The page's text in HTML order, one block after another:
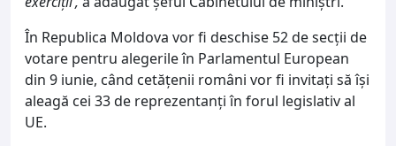
În Republica Moldova vor fi deschise 52 de secții de
votare pentru alegerile în Parlamentul European
din 9 iunie, când cetățenii români vor fi invitați să își
aleagă cei 33 de reprezentanți în forul legislativ al
UE.